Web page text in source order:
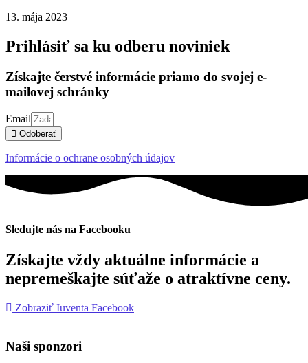
13. mája 2023
Prihlásiť sa ku odberu noviniek
Získajte čerstvé informácie priamo do svojej e-
mailovej schránky
Email
Odoberať
Informácie o ochrane osobných údajov
Sledujte nás na Facebooku
Získajte vždy aktuálne informácie a
nepremeškajte súťaže o atraktívne ceny.
Zobraziť Iuventa Facebook
Naši sponzori